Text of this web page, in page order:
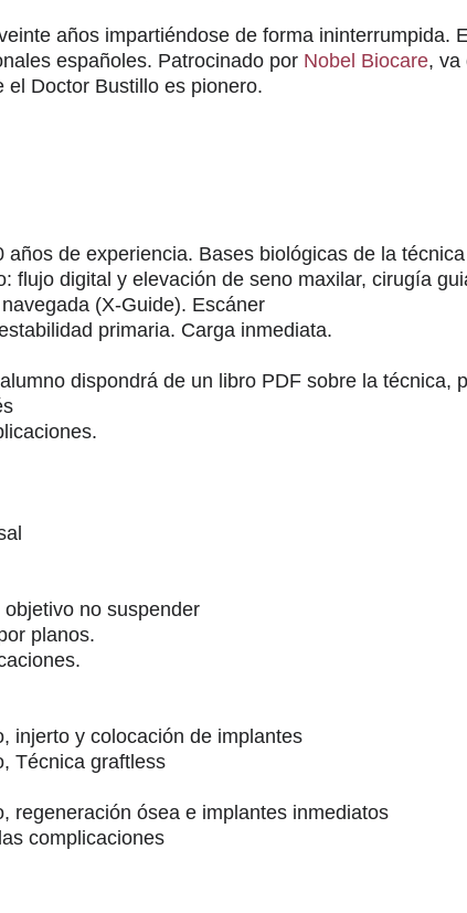
años impartiéndose de forma ininterrumpida.
españoles. Patrocinado por Nobel Biocare, va
el Doctor Bustillo es pionero.
de experiencia. Bases biológicas de la
flujo digital y elevación de seno maxilar, cirugía
(X-Guide). Escáner
primaria. Carga inmediata.
dispondrá de un libro PDF sobre la técnica,
no suspender
planos.
injerto y colocación de implantes
Técnica graftless
regeneración ósea e implantes inmediatos
complicaciones